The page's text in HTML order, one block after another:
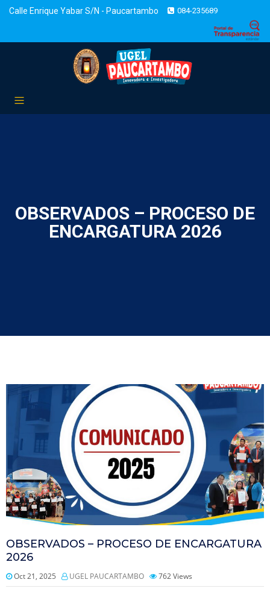
Calle Enrique Yabar S/N - Paucartambo 084-235689
OBSERVADOS – PROCESO DE
ENCARGATURA 2026
OBSERVADOS – PROCESO DE ENCARGATURA
2026
Oct 21, 2025 UGEL PAUCARTAMBO 762Views